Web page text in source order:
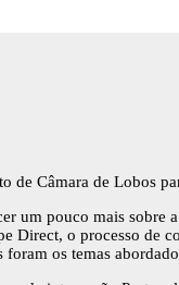
Câmara de Lobos
um pouco mais
Direct, o processo
os temas